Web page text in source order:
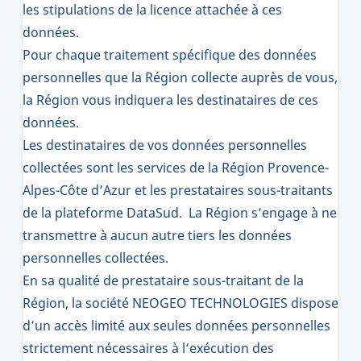
les stipulations de la licence attachée à ces
données.
Pour chaque traitement spécifique des données
personnelles que la Région collecte auprès de vous,
la Région vous indiquera les destinataires de ces
données.
Les destinataires de vos données personnelles
collectées sont les services de la Région Provence-
Alpes-Côte d’Azur et les prestataires sous-traitants
de la plateforme DataSud. La Région s’engage à ne
transmettre à aucun autre tiers les données
personnelles collectées.
En sa qualité de prestataire sous-traitant de la
Région, la société NEOGEO TECHNOLOGIES dispose
d’un accès limité aux seules données personnelles
strictement nécessaires à l’exécution des